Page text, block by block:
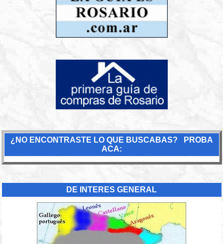
¿NO ENCONTRASTE LO QUE BUSCABAS? PROBA
ACA:
DE INTERES GENERAL